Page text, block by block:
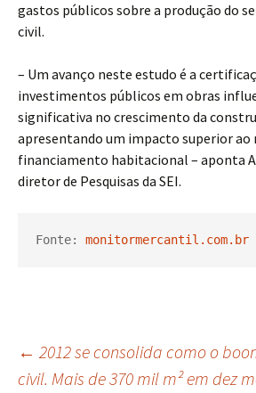
gastos públicos sobre a produção do
civil.
– Um avanço neste estudo é a
investimentos públicos em obras
significativa no crescimento da
apresentando um impacto superior ao
financiamento habitacional – aponta
diretor de Pesquisas da SEI.
Fonte: monitormercantil.com.br
Navegação
← 2012 se consolida como o
civil. Mais de 370 mil m² em dez